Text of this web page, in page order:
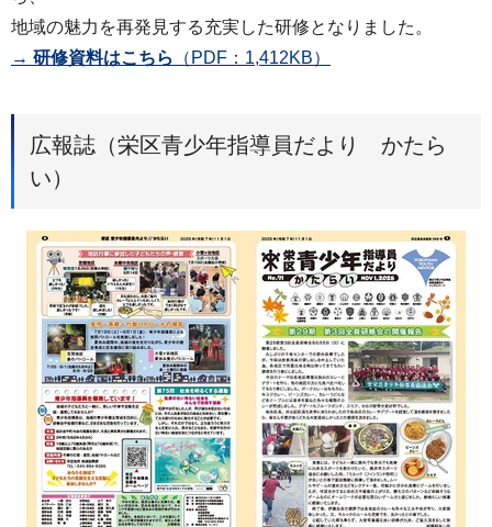
地域の魅力を再発見する充実した研修となりました。
→ 研修資料はこちら （PDF：1,412KB）
広報誌（栄区青少年指導員だより かたら
い）